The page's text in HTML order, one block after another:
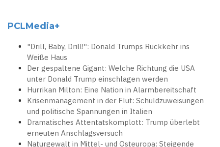
PCLMedia+
"Drill, Baby, Drill!": Donald Trumps Rückkehr ins
Weiße Haus
Der gespaltene Gigant: Welche Richtung die USA
unter Donald Trump einschlagen werden
Hurrikan Milton: Eine Nation in Alarmbereitschaft
Krisenmanagement in der Flut: Schuldzuweisungen
und politische Spannungen in Italien
Dramatisches Attentatskomplott: Trump überlebt
erneuten Anschlagsversuch
Naturgewalt in Mittel- und Osteuropa: Steigende